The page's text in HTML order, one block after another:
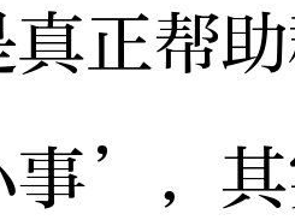
正帮
’，其